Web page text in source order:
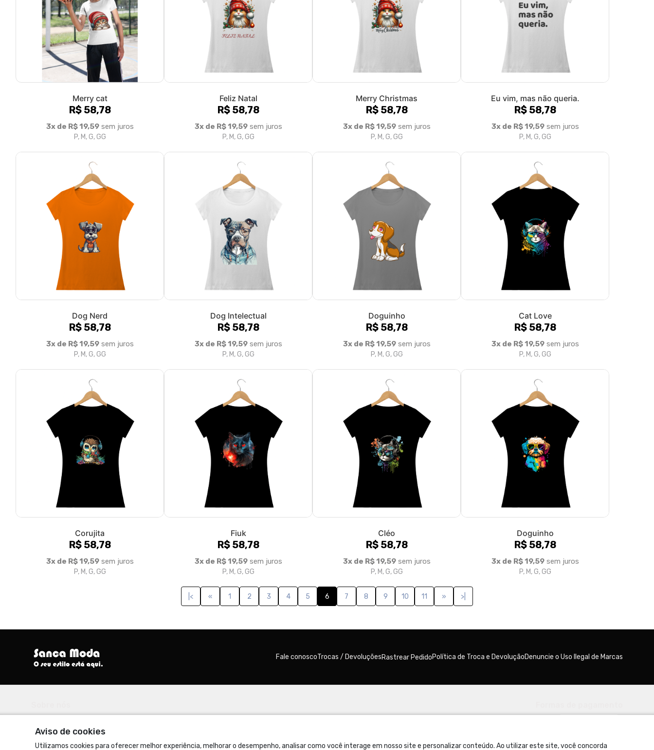
Merry cat
R$ 58,78
3x de R$ 19,59sem juros
P, M, G, GG
Feliz Natal
R$ 58,78
3x de R$ 19,59sem juros
P, M, G, GG
Merry Christmas
R$ 58,78
3x de R$ 19,59sem juros
P, M, G, GG
Eu vim, mas não queria.
R$ 58,78
3x de R$ 19,59sem juros
P, M, G, GG
Dog Nerd
R$ 58,78
3x de R$ 19,59sem juros
P, M, G, GG
Dog Intelectual
R$ 58,78
3x de R$ 19,59sem juros
P, M, G, GG
Doguinho
R$ 58,78
3x de R$ 19,59sem juros
P, M, G, GG
Cat Love
R$ 58,78
3x de R$ 19,59sem juros
P, M, G, GG
Corujita
R$ 58,78
3x de R$ 19,59sem juros
P, M, G, GG
Fiuk
R$ 58,78
3x de R$ 19,59sem juros
P, M, G, GG
Cléo
R$ 58,78
3x de R$ 19,59sem juros
P, M, G, GG
Doguinho
R$ 58,78
3x de R$ 19,59sem juros
P, M, G, GG
|< « 1 2 3 4 5 6 7 8 9 10 11 » >|
Aviso de cookies
Utilizamos cookies para oferecer melhor experiência, melhorar o desempenho, analisar como você interage em nosso site e personalizar conteúdo. Ao utilizar este site, você concorda
Fale conoscoTrocas / DevoluçõesRastrear PedidoPolítica de Troca e DevoluçãoDenuncie o Uso Ilegal de Marcas